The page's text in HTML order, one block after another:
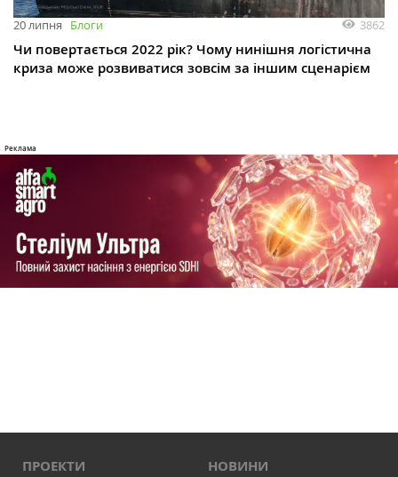
20 липня Блоги 3862
Чи повертається 2022 рік? Чому нинішня логістична
криза може розвиватися зовсім за іншим сценарієм
ПРОЕКТИ НОВИНИ